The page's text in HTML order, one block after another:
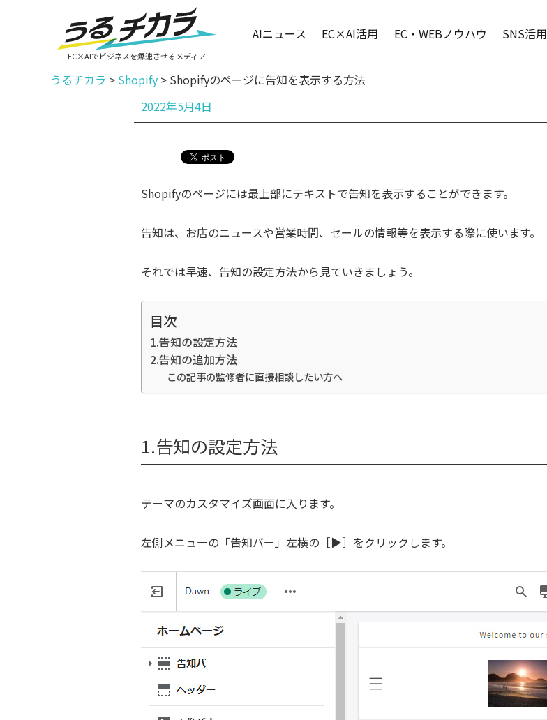
EC×AIでビジネスを爆速させるメディア
AIニュース EC×AI活用 EC・WEBノウハウ SNS活用
うるチカラ > Shopify > Shopifyのページに告知を表示する方法
投
稿
2022年5月4日
Shopifyのページには最上部にテキストで告知を表示することができます。
告知は、お店のニュースや営業時間、セールの情報等を表示する際に使います。
それでは早速、告知の設定方法から見ていきましょう。
目次
1.告知の設定方法
2.告知の追加方法
この記事の監修者に直接相談したい方へ
1.告知の設定方法
テーマのカスタマイズ画面に入ります。
左側メニューの「告知バー」左横の ［▶］をクリックします。